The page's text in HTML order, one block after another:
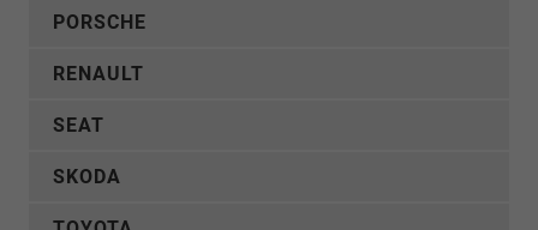
PORSCHE
RENAULT
SEAT
SKODA